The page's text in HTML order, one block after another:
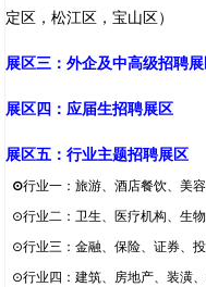
定区，松江区，宝山区）
展区三：外企及中高级招聘
展区四：应届生招聘展区
展区五：行业主题招聘展区
⊙行业一： 旅游、酒店餐饮、美
⊙行业二 ： 卫生、医疗机构、生
⊙行业三 ：金融、保险、证券、
⊙行业四 ：建筑、房地产、装潢